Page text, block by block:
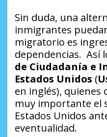
Sin duda, una
inmigrantes
migratorio es
dependencias. Así
de Ciudadanía e
Estados Unidos (
en inglés), quienes
muy importante el
Estados Unidos
eventualidad.